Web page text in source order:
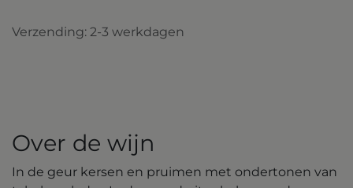
Verzending: 2-3 werkdagen
Over de wijn
In de geur kersen en pruimen met ondertonen van